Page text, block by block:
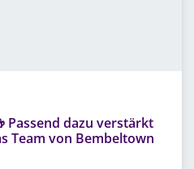
Passend dazu verstärkt
Team von Bembeltown